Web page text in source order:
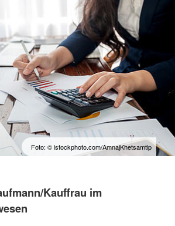
Foto: © istockphoto.com/AmnajKhetsamtip
Kauffrau im